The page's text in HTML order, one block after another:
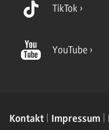
TikTok
YouTube
Kontakt Impressum